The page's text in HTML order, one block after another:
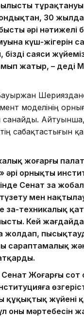
30 жылда
әрі нәтижелі
күш-жігерін
біздің саяси
жатыр, – деді
моделінің
санайды.
сабақтастығын
жоғарғы
әрі орнықты
Сенат заң
мен нақтылау
заң-техникалық
Кей
жолдап,
сараптамалық
Жоғарғы сот
құқықтық жүйенің
оның мәртебесін